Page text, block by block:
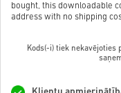
bought, this downloadable
address with no shipping
Kods(-i) tiek nekavējoties